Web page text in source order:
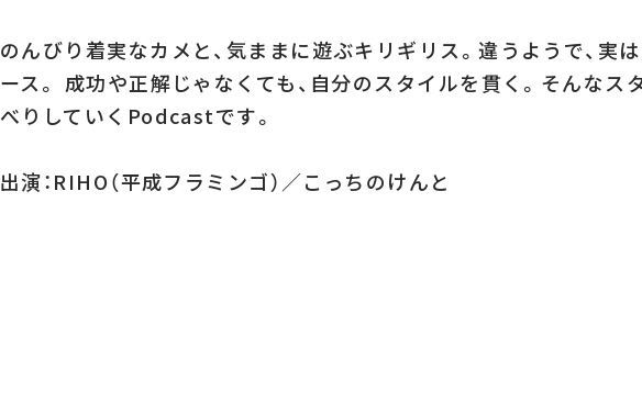
のんびり着実なカメと、気ままに遊ぶキリギリス。違うようで、実
ース。 成功や正解じゃなくても、自分のスタイルを貫く。そんなス
べりしていくPodcastです。
出演：RIHO（平成フラミンゴ）／こっちのけんと